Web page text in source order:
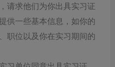
请求他们为你出具实习证
供一些基本信息，如你的
职位以及你在实习期间的